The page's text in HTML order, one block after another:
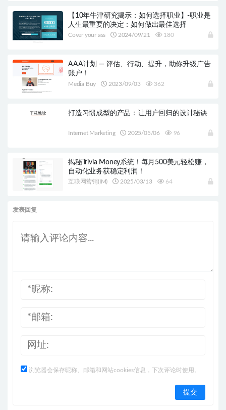
【10年牛津研究揭示：如何选择职业】-职业是
人生最重要的决定：如何做出最佳选择
Cover your ass 2024/09/21 180
AAA计划 — 评估、行动、提升，助你升级广告
账户！
Media Buy 2023/09/03 362
打造习惯成型的产品：让用户回归的设计秘诀
Internet Marketing 2025/05/06 96
揭秘Trivia Money系统！每月500美元轻松赚，
自动化业务获稳定利润！
互联网营销(IM) 2025/03/13 64
发表回复
浏览器会保存昵称、邮箱和网站cookies信息，下次评论时使用。